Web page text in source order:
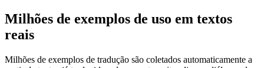
Milhões de exemplos de uso em textos
reais
Milhões de exemplos de tradução são coletados automaticamente a